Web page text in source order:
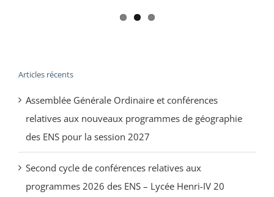
Articles récents
Assemblée Générale Ordinaire et conférences
relatives aux nouveaux programmes de géographie
des ENS pour la session 2027
Second cycle de conférences relatives aux
programmes 2026 des ENS – Lycée Henri-IV 20